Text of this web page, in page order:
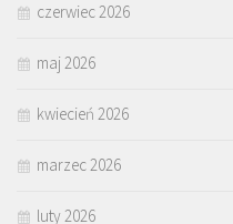
czerwiec 2026
maj 2026
kwiecień 2026
marzec 2026
luty 2026